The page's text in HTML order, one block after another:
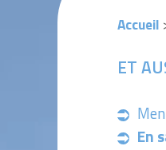
Accueil
ET
En